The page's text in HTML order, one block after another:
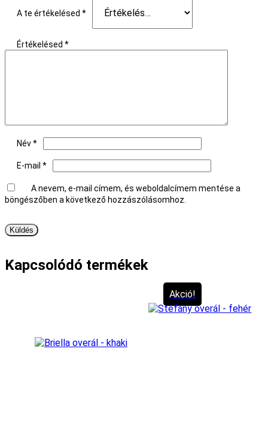
A te értékelésed *
Értékelésed *
Név*
E-mail *
A nevem, e-mail címem, és weboldalcímem mentése a
böngészőben a következő hozzászólásomhoz.
Kapcsolódó termékek
Akció!